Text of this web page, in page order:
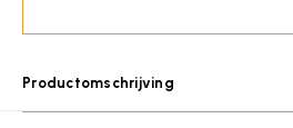
Productomschrijving